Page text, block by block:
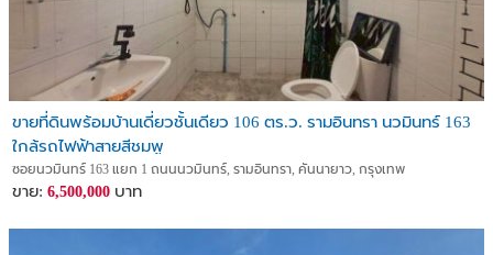
ขายที่ดินพร้อมบ้านเดี่ยวชั้นเดียว 106 ตร.ว. รามอินทรา นวมินทร์ 163
ใกล้รถไฟฟ้าสายสีชมพู
ซอยนวมินทร์ 163 แยก 1 ถนนนวมินทร์, รามอินทรา, คันนายาว, กรุงเทพ
ขาย: 6,500,000 บาท